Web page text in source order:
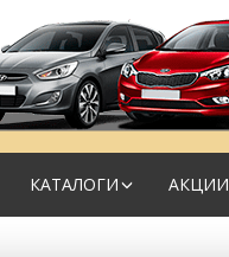
КАТАЛОГИ АКЦИИ